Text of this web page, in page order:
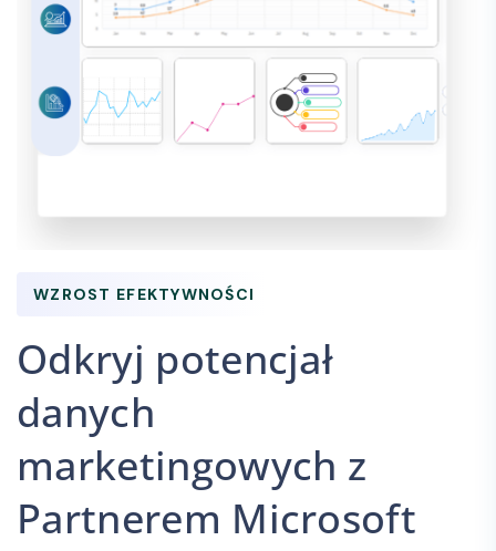
WZROST EFEKTYWNOŚCI
Odkryj potencjał
danych
marketingowych z
Partnerem Microsoft